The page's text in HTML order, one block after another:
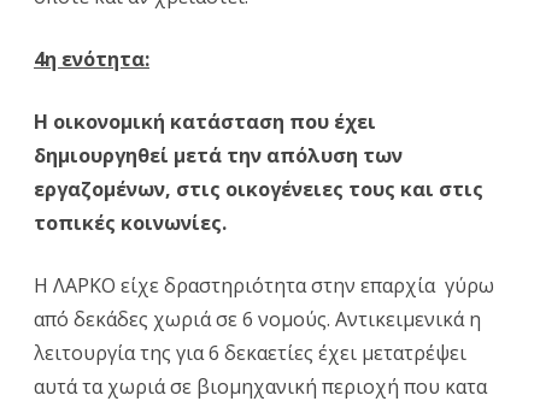
4η ενότητα:
Η οικονομική κατάσταση που έχει
δημιουργηθεί μετά την απόλυση των
εργαζομένων, στις οικογένειες τους και στις
τοπικές κοινωνίες.
Η ΛΑΡΚΟ είχε δραστηριότητα στην επαρχία γύρω
από δεκάδες χωριά σε 6 νομούς. Αντικειμενικά η
λειτουργία της για 6 δεκαετίες έχει μετατρέψει
αυτά τα χωριά σε βιομηχανική περιοχή που κατα